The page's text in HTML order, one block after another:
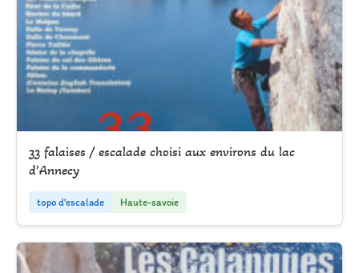
33 falaises / escalade choisi aux environs du lac
d’Annecy
topo d'escalade Haute-savoie